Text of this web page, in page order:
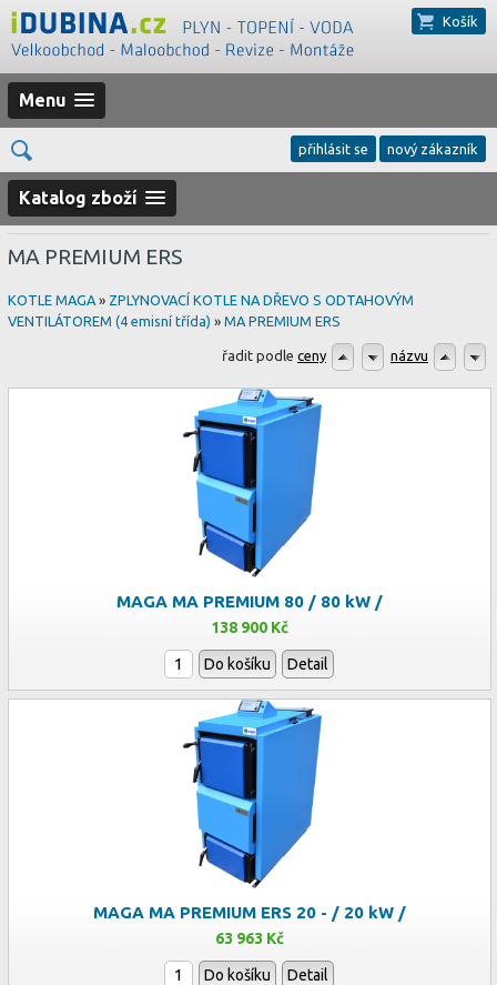
Košík
Menu
přihlásit se nový zákazník
Katalog zboží
MA PREMIUM ERS
KOTLE MAGA » ZPLYNOVACÍ KOTLE NA DŘEVO S ODTAHOVÝM
VENTILÁTOREM (4 emisní třída) » MA PREMIUM ERS
řadit podle ceny názvu
MAGA MA PREMIUM 80 / 80 kW /
138 900 Kč
Do košíku Detail
MAGA MA PREMIUM ERS 20 - / 20 kW /
63 963 Kč
Do košíku Detail